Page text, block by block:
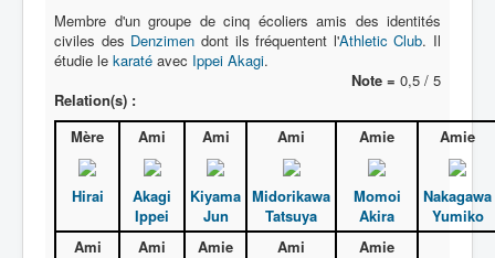
Membre d'un groupe de cinq écoliers amis des identités
civiles des Denzimen dont ils fréquentent l'Athletic Club. Il
étudie le karaté avec Ippei Akagi.
Note = 0,5 / 5
Relation(s) :
Mère
Hirai
Ami
Akagi
Ippei
Ami
Kiyama
Jun
Ami
Midorikawa
Tatsuya
Amie
Momoi
Akira
Amie
Nakagawa
Yumiko
Ami
Ami Amie Ami Amie